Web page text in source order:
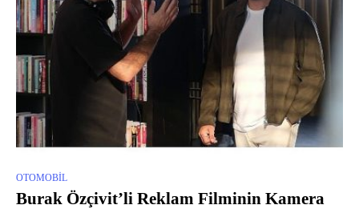
OTOMOBIL
Burak Özçivit’li Reklam Filminin Kamera